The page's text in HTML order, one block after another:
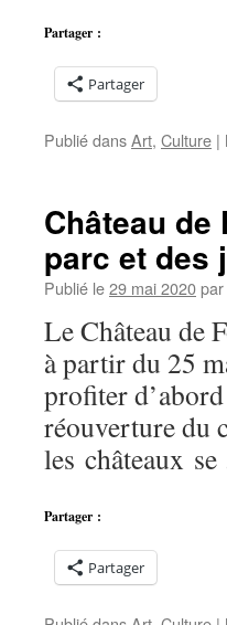
Partager :
Partager
Publié dansArt, Culture |
Château
parc et des
Publié le29 mai 2020par
Le Château de
à partir du 25
profiter
réouverture du
les châteaux
Partager :
Partager